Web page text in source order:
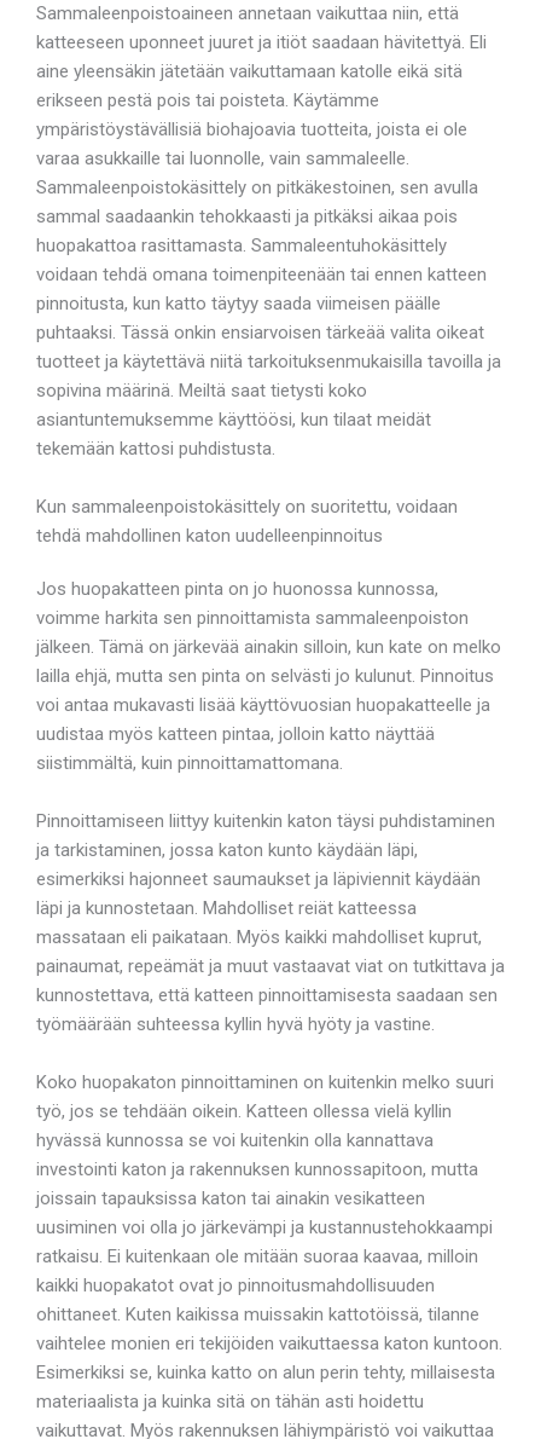
Sammaleenpoistoaineen annetaan vaikuttaa niin, että
katteeseen uponneet juuret ja itiöt saadaan hävitettyä. Eli
aine yleensäkin jätetään vaikuttamaan katolle eikä sitä
erikseen pestä pois tai poisteta. Käytämme
ympäristöystävällisiä biohajoavia tuotteita, joista ei ole
varaa asukkaille tai luonnolle, vain sammaleelle.
Sammaleenpoistokäsittely on pitkäkestoinen, sen avulla
sammal saadaankin tehokkaasti ja pitkäksi aikaa pois
huopakattoa rasittamasta. Sammaleentuhokäsittely
voidaan tehdä omana toimenpiteenään tai ennen katteen
pinnoitusta, kun katto täytyy saada viimeisen päälle
puhtaaksi. Tässä onkin ensiarvoisen tärkeää valita oikeat
tuotteet ja käytettävä niitä tarkoituksenmukaisilla tavoilla ja
sopivina määrinä. Meiltä saat tietysti koko
asiantuntemuksemme käyttöösi, kun tilaat meidät
tekemään kattosi puhdistusta.
Kun sammaleenpoistokäsittely on suoritettu, voidaan
tehdä mahdollinen katon uudelleenpinnoitus
Jos huopakatteen pinta on jo huonossa kunnossa,
voimme harkita sen pinnoittamista sammaleenpoiston
jälkeen. Tämä on järkevää ainakin silloin, kun kate on melko
lailla ehjä, mutta sen pinta on selvästi jo kulunut. Pinnoitus
voi antaa mukavasti lisää käyttövuosian huopakatteelle ja
uudistaa myös katteen pintaa, jolloin katto näyttää
siistimmältä, kuin pinnoittamattomana.
Pinnoittamiseen liittyy kuitenkin katon täysi puhdistaminen
ja tarkistaminen, jossa katon kunto käydään läpi,
esimerkiksi hajonneet saumaukset ja läpiviennit käydään
läpi ja kunnostetaan. Mahdolliset reiät katteessa
massataan eli paikataan. Myös kaikki mahdolliset kuprut,
painaumat, repeämät ja muut vastaavat viat on tutkittava ja
kunnostettava, että katteen pinnoittamisesta saadaan sen
työmäärään suhteessa kyllin hyvä hyöty ja vastine.
Koko huopakaton pinnoittaminen on kuitenkin melko suuri
työ, jos se tehdään oikein. Katteen ollessa vielä kyllin
hyvässä kunnossa se voi kuitenkin olla kannattava
investointi katon ja rakennuksen kunnossapitoon, mutta
joissain tapauksissa katon tai ainakin vesikatteen
uusiminen voi olla jo järkevämpi ja kustannustehokkaampi
ratkaisu. Ei kuitenkaan ole mitään suoraa kaavaa, milloin
kaikki huopakatot ovat jo pinnoitusmahdollisuuden
ohittaneet. Kuten kaikissa muissakin kattotöissä, tilanne
vaihtelee monien eri tekijöiden vaikuttaessa katon kuntoon.
Esimerkiksi se, kuinka katto on alun perin tehty, millaisesta
materiaalista ja kuinka sitä on tähän asti hoidettu
vaikuttavat. Myös rakennuksen lähiympäristö voi vaikuttaa